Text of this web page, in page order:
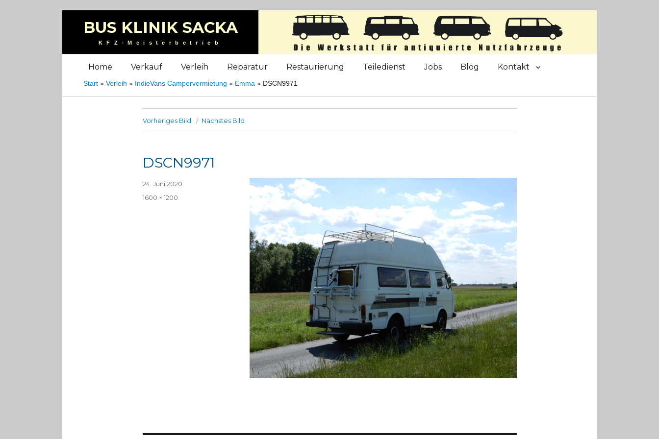
BUS KLINIK SACKA
KFZ-Meisterbetrieb
Home Verkauf Verleih Reparatur Restaurierung Teiledienst Jobs Blog Kontakt
Start »Verleih » IndieVans Campervermietung » Emma » DSCN9971
Vorheriges Bild Nächstes Bild
DSCN9971
Veröffentlicht
24. Juni 2020
Volle
1600 × 1200